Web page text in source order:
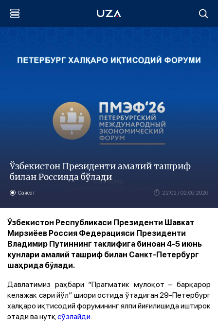
Ўзбекистон Президенти амалий ташриф
билан Россияда бўлади
Саясат 22:02 / 02.06.2026
Ўзбекистон Республикаси Президенти Шавкат
Мирзиёев Россия Федерацияси Президенти
Владимир Путиннинг таклифига биноан 4-5 июнь
кунлари амалий ташриф билан Санкт-Петербург
шаҳрида бўлади.
Давлатимиз раҳбари “Прагматик мулоқот – барқарор
келажак сари йўл” шиори остида ўтадиган 29-Петербург
халқаро иқтисодий форумининг ялпи йиғилишида иштирок
этади ва нутқсўзлайди.